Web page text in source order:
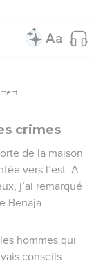
crimes
de la maison
vers l’est. A
j’ai remarqué
Benaja.
hommes qui
conseils